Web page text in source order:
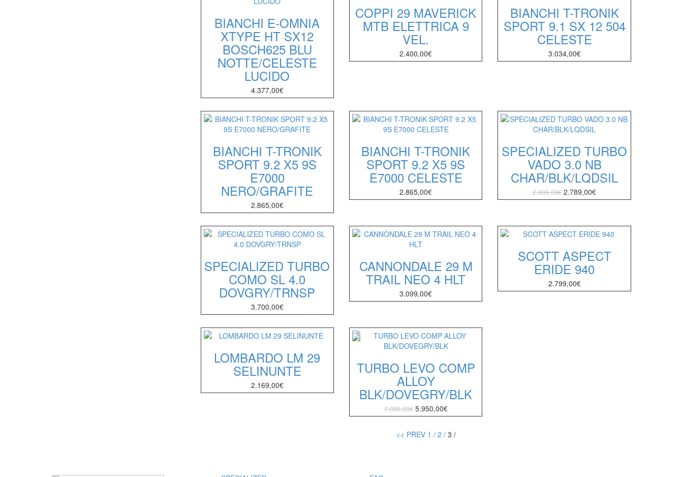
BIANCHI E-OMNIA
XTYPE HT SX12
BOSCH625 BLU
NOTTE/CELESTE
LUCIDO
4.377,00€
COPPI 29 MAVERICK
MTB ELETTRICA 9
VEL.
2.400,00€
BIANCHI T-TRONIK
SPORT 9.1 SX 12 504
CELESTE
3.034,00€
BIANCHI T-TRONIK
SPORT 9.2 X5 9S
E7000
NERO/GRAFITE
2.865,00€
BIANCHI T-TRONIK
SPORT 9.2 X5 9S
E7000 CELESTE
2.865,00€
SPECIALIZED TURBO
VADO 3.0 NB
CHAR/BLK/LQDSIL
2.989,00€ 2.789,00€
SPECIALIZED TURBO
COMO SL 4.0
DOVGRY/TRNSP
3.700,00€
CANNONDALE 29 M
TRAIL NEO 4 HLT
3.099,00€
SCOTT ASPECT
ERIDE 940
2.799,00€
LOMBARDO LM 29
SELINUNTE
2.169,00€
TURBO LEVO COMP
ALLOY
BLK/DOVEGRY/BLK
7.000,00€ 5.950,00€
<< PREV 1 / 2 / 3 /